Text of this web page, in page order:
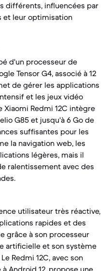
différents, influencées par
et leur optimisation
d'un processeur de
Tensor G4, associé à 12
de gérer les applications
et les jeux vidéo
Redmi 12C intègre
G85 et jusqu'à 6 Go de
suffisantes pour les
la navigation web, les
légères, mais il
ralentissement avec des
utilisateur très réactive,
rapides et des
grâce à son processeur
artificielle et son système
Redmi 12C, avec son
Android 12, propose une